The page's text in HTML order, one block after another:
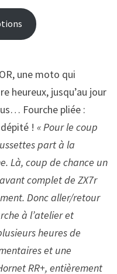
une moto qui
heureux, jusqu’au jour
Fourche pliée :
! « Pour le coup
part à la
Là, coup de chance un
complet de ZX7r
Donc aller/retour
à l’atelier et
heures de
et une
RR+, entièrement